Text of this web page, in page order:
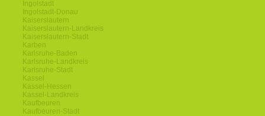
Ingolstadt
Ingolstadt-Donau
Kaiserslautern
Kaiserslautern-Landkreis
Kaiserslautern-Stadt
Karben
Karlsruhe-Baden
Karlsruhe-Landkreis
Karlsruhe-Stadt
Kassel
Kassel-Hessen
Kassel-Landkreis
Kaufbeuren
Kaufbeuren-Stadt